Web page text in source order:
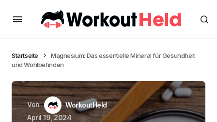
Startseite
Magnesium: Das essentielle Mineral für Gesundheit
und Wohlbefinden
Von
WorkoutHeld
April 19, 2024